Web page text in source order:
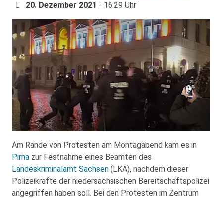
20. Dezember 2021 - 16:29 Uhr
Am Rande von Protesten am Montagabend kam es in
Pirna zur Festnahme eines Beamten des
Landeskriminalamt Sachsen (LKA), nachdem dieser
Polizeikräfte der niedersächsischen Bereitschaftspolizei
angegriffen haben soll. Bei den Protesten im Zentrum